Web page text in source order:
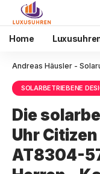
Home
Andreas Häusler -
SOLARBETRIEBENE
Die
Uhr Citizen
AT8304-